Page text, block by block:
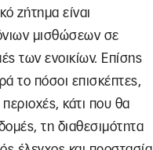
ζήτημα είναι
μισθώσεων σε
των ενοικίων. Επίσης
το πόσοι επισκέπτες,
κάτι που θα
τη διαθεσιμότητα